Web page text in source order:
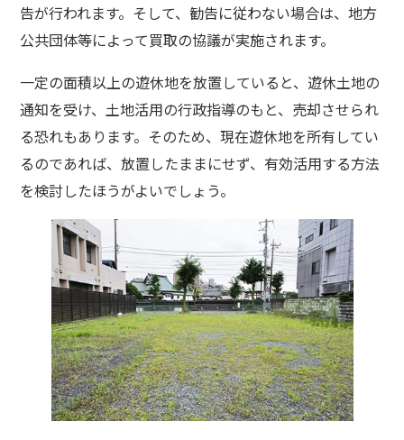
告が行われます。そして、勧告に従わない場合は、地方
公共団体等によって買取の協議が実施されます。
一定の面積以上の遊休地を放置していると、遊休土地の
通知を受け、土地活用の行政指導のもと、売却させられ
る恐れもあります。そのため、現在遊休地を所有してい
るのであれば、放置したままにせず、有効活用する方法
を検討したほうがよいでしょう。